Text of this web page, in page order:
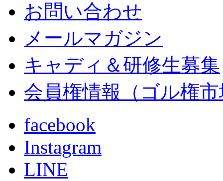
お問い合わせ
メールマガジン
キャディ＆研修生募集
会員権情報（ゴル権
facebook
Instagram
LINE